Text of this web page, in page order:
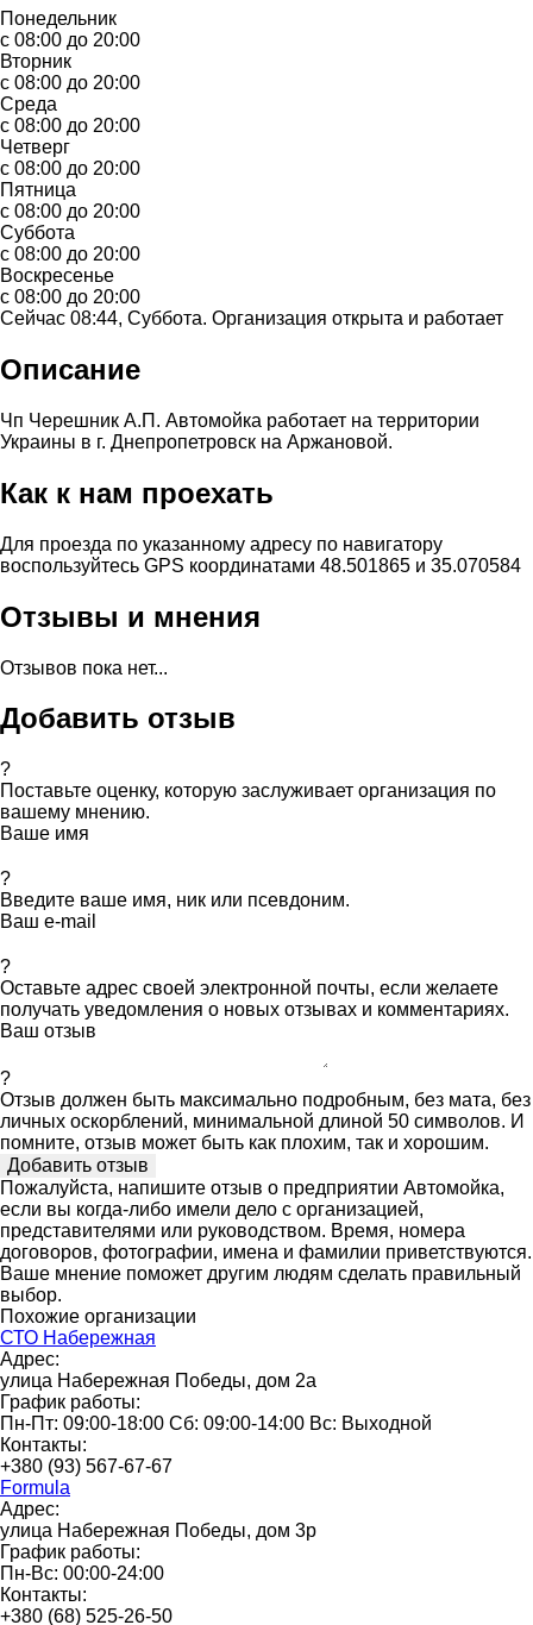
Понедельник
с 08:00 до 20:00
Вторник
с 08:00 до 20:00
Среда
с 08:00 до 20:00
Четверг
с 08:00 до 20:00
Пятница
с 08:00 до 20:00
Суббота
с 08:00 до 20:00
Воскресенье
с 08:00 до 20:00
Сейчас 08:44, Суббота. Организация открыта и работает
Описание
Чп Черешник А.П. Автомойка работает на территории
Украины в г. Днепропетровск на Аржановой.
Как к нам проехать
Для проезда по указанному адресу по навигатору
воспользуйтесь GPS координатами 48.501865 и 35.070584
Отзывы и мнения
Отзывов пока нет...
Добавить отзыв
?
Поставьте оценку, которую заслуживает организация по
вашему мнению.
Ваше имя
?
Введите ваше имя, ник или псевдоним.
Ваш e-mail
?
Оставьте адрес своей электронной почты, если желаете
получать уведомления о новых отзывах и комментариях.
Ваш отзыв
?
Отзыв должен быть максимально подробным, без мата, без
личных оскорблений, минимальной длиной 50 символов. И
помните, отзыв может быть как плохим, так и хорошим.
Пожалуйста, напишите отзыв о предприятии Автомойка,
если вы когда-либо имели дело с организацией,
представителями или руководством. Время, номера
договоров, фотографии, имена и фамилии приветствуются.
Ваше мнение поможет другим людям сделать правильный
выбор.
Похожие организации
СТО Набережная
Адрес:
улица Набережная Победы, дом 2а
График работы:
Пн-Пт: 09:00-18:00 Сб: 09:00-14:00 Вс: Выходной
Контакты:
+380 (93) 567-67-67
Formula
Адрес:
улица Набережная Победы, дом 3р
График работы:
Пн-Вс: 00:00-24:00
Контакты:
+380 (68) 525-26-50